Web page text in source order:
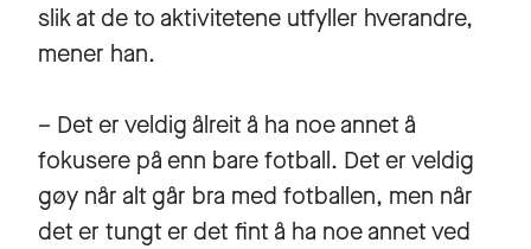
slik at de to aktivitetene utfyller hverandre,
mener han.
– Det er veldig ålreit å ha noe annet å
fokusere på enn bare fotball. Det er veldig
gøy når alt går bra med fotballen, men når
det er tungt er det fint å ha noe annet ved